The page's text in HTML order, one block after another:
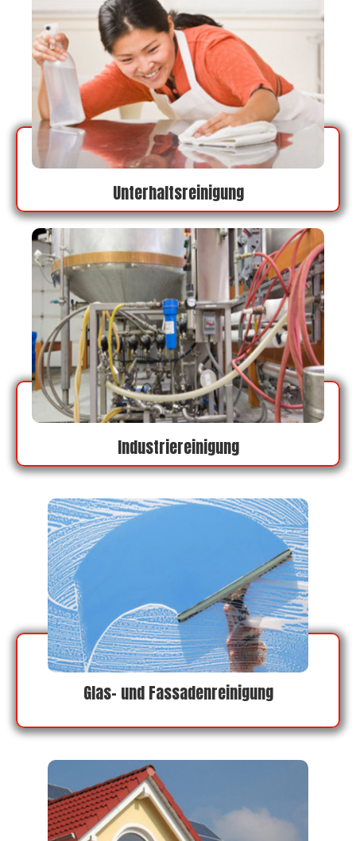
Unterhaltsreinigung
Industriereinigung
Glas- und Fassadenreinigung